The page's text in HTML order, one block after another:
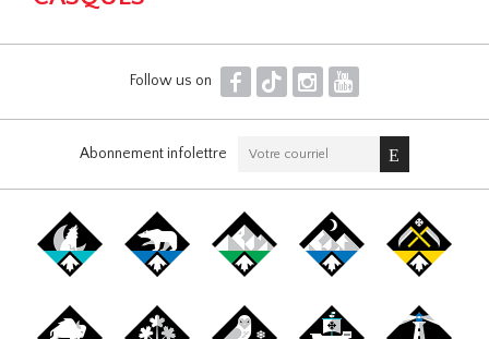
Follow us on F T I Y
Abonnement infolettre